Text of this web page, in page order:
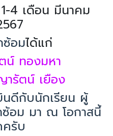
4 เดือน มีนาคม
อมได้แก่
น์ ทองมหา
รัตน์ เยือง
ดีกับนักเรียน ผู้
อม มา ณ โอกาสนี้
รับ